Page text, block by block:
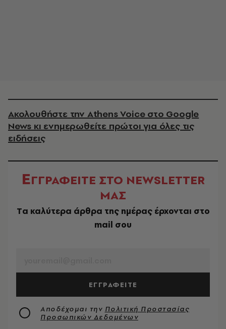
Ακολουθήστε την Athens Voice στο Google
News κι ενημερωθείτε πρώτοι για όλες τις
ειδήσεις
ΕΓΓΡΑΦΕΙΤΕ ΣΤΟ NEWSLETTER
ΜΑΣ
Tα καλύτερα άρθρα της ημέρας έρχονται στο
mail σου
ΕΓΓΡΑΦΕΙΤΕ
Αποδέχομαι την Πολιτική Προστασίας
Προσωπικών Δεδομένων